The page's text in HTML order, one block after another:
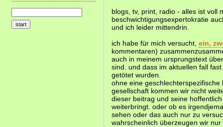
blogs, tv, print, radio - alles ist voll
beschwichtigungsexpertokratie
und ich leider mittendrin.
ich habe für mich versucht, ein,
kommentaren)
auch in meinem ursprungstext
sind. und dass im aktuellen fall
getötet wurden.
ohne eine
gesellschaft kommen wir nicht
dieser beitrag und seine
weiterbringt. oder ob es
sehen oder das auch nur zu
wahrscheinlich überzeugen wir